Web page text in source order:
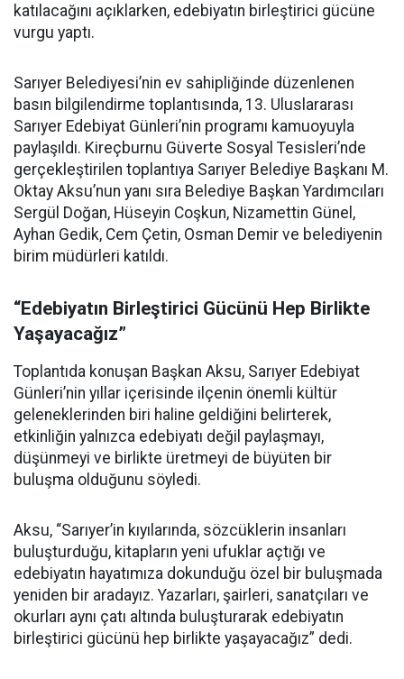
katılacağını açıklarken, edebiyatın birleştirici gücüne
vurgu yaptı.
Sarıyer Belediyesi’nin ev sahipliğinde düzenlenen
basın bilgilendirme toplantısında, 13. Uluslararası
Sarıyer Edebiyat Günleri’nin programı kamuoyuyla
paylaşıldı. Kireçburnu Güverte Sosyal Tesisleri’nde
gerçekleştirilen toplantıya Sarıyer Belediye Başkanı M.
Oktay Aksu’nun yanı sıra Belediye Başkan Yardımcıları
Sergül Doğan, Hüseyin Coşkun, Nizamettin Günel,
Ayhan Gedik, Cem Çetin, Osman Demir ve belediyenin
birim müdürleri katıldı.
“Edebiyatın Birleştirici Gücünü Hep Birlikte
Yaşayacağız”
Toplantıda konuşan Başkan Aksu, Sarıyer Edebiyat
Günleri’nin yıllar içerisinde ilçenin önemli kültür
geleneklerinden biri haline geldiğini belirterek,
etkinliğin yalnızca edebiyatı değil paylaşmayı,
düşünmeyi ve birlikte üretmeyi de büyüten bir
buluşma olduğunu söyledi.
Aksu, “Sarıyer’in kıyılarında, sözcüklerin insanları
buluşturduğu, kitapların yeni ufuklar açtığı ve
edebiyatın hayatımıza dokunduğu özel bir buluşmada
yeniden bir aradayız. Yazarları, şairleri, sanatçıları ve
okurları aynı çatı altında buluşturarak edebiyatın
birleştirici gücünü hep birlikte yaşayacağız” dedi.